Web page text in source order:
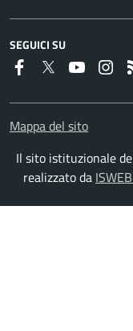
SEGUICI SU
Faceboook
Twitter Youtube
Mappa del sito
Il sito istituzionale
realizzato da